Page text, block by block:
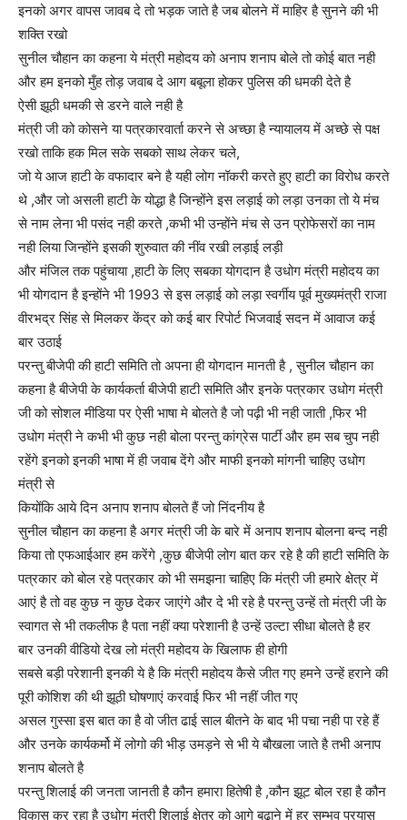
इनको अगर वापस जावब दे तो भड़क जाते है जब बोलने में माहिर है सुनने की भी
शक्ति रखो
सुनील चौहान का कहना ये मंत्री महोदय को अनाप शनाप बोले तो कोई बात नही
और हम इनको मुँह तोड़ जवाब दे आग बबूला होकर पुलिस की धमकी देते है
ऐसी झूठी धमकी से डरने वाले नही है
मंत्री जी को कोसने या पत्रकारवार्ता करने से अच्छा है न्यायालय में अच्छे से पक्ष
रखो ताकि हक मिल सके सबको साथ लेकर चले,
जो ये आज हाटी के वफादार बने है यही लोग नॉकरी करते हुए हाटी का विरोध करते
थे ,और जो असली हाटी के योद्धा है जिन्होंने इस लड़ाई को लड़ा उनका तो ये मंच
से नाम लेना भी पसंद नही करते ,कभी भी उन्होंने मंच से उन प्रोफेसरों का नाम
नही लिया जिन्होंने इसकी शुरुवात की नींव रखी लड़ाई लड़ी
और मंजिल तक पहुंचाया ,हाटी के लिए सबका योगदान है उधोग मंत्री महोदय का
भी योगदान है इन्होंने भी 1993 से इस लड़ाई को लड़ा स्वर्गीय पूर्व मुख्यमंत्री राजा
वीरभद्र सिंह से मिलकर केंद्र को कई बार रिपोर्ट भिजवाई सदन में आवाज कई
बार उठाई
परन्तु बीजेपी की हाटी समिति तो अपना ही योगदान मानती है , सुनील चौहान का
कहना है बीजेपी के कार्यकर्ता बीजेपी हाटी समिति और इनके पत्रकार उधोग मंत्री
जी को सोशल मीडिया पर ऐसी भाषा मे बोलते है जो पढ़ी भी नही जाती ,फिर भी
उधोग मंत्री ने कभी भी कुछ नही बोला परन्तु कांग्रेस पार्टी और हम सब चुप नही
रहेंगे इनको इनकी भाषा में ही जवाब देंगे और माफी इनको मांगनी चाहिए उधोग
मंत्री से
कियोंकि आये दिन अनाप शनाप बोलते हैं जो निंदनीय है
सुनील चौहान का कहना है अगर मंत्री जी के बारे में अनाप शनाप बोलना बन्द नही
किया तो एफआईआर हम करेंगे ,कुछ बीजेपी लोग बात कर रहे है की हाटी समिति के
पत्रकार को बोल रहे पत्रकार को भी समझना चाहिए कि मंत्री जी हमारे क्षेत्र में
आएं है तो वह कुछ न कुछ देकर जाएंगे और दे भी रहे है परन्तु उन्हें तो मंत्री जी के
स्वागत से भी तकलीफ है पता नहीं क्या परेशानी है उन्हें उल्टा सीधा बोलते है हर
बार उनकी वीडियो देख लो मंत्री महोदय के खिलाफ ही होगी
सबसे बड़ी परेशानी इनकी ये है कि मंत्री महोदय कैसे जीत गए हमने उन्हें हराने की
पूरी कोशिश की थी झूठी घोषणाएं करवाई फिर भी नहीं जीत गए
असल गुस्सा इस बात का है वो जीत ढाई साल बीतने के बाद भी पचा नही पा रहे हैं
और उनके कार्यकर्मो में लोगो की भीड़ उमड़ने से भी ये बौखला जाते है तभी अनाप
शनाप बोलते है
परन्तु शिलाई की जनता जानती है कौन हमारा हितेषी है ,कौन झूट बोल रहा है कौन
विकास कर रहा है उधोग मंत्री शिलाई क्षेत्र को आगे बढ़ाने में हर सम्भव प्रयास